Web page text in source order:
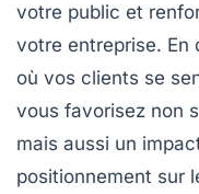
votre public et
votre entreprise. En
où vos clients se
vous favorisez non
mais aussi un
positionnement sur